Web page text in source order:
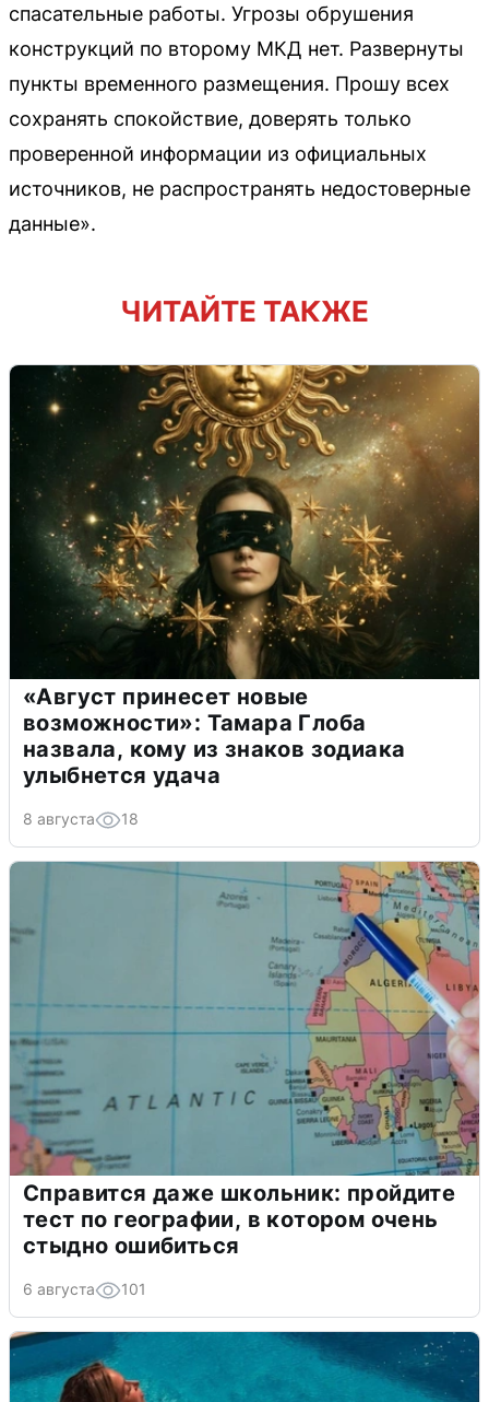
спасательные работы. Угрозы обрушения
конструкций по второму МКД нет. Развернуты
пункты временного размещения. Прошу всех
сохранять спокойствие, доверять только
проверенной информации из официальных
источников, не распространять недостоверные
данные».
ЧИТАЙТЕ ТАКЖЕ
«Август принесет новые
возможности»: Тамара Глоба
назвала, кому из знаков зодиака
улыбнется удача
8 августа 18
Справится даже школьник: пройдите
тест по географии, в котором очень
стыдно ошибиться
6 августа 101